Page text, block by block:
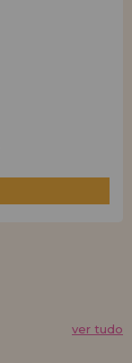
ver tudo